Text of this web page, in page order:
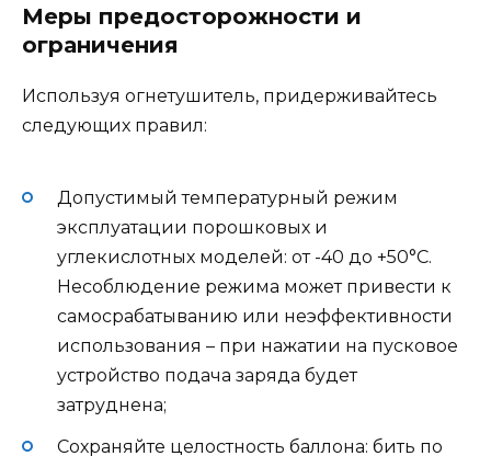
Меры предосторожности и
ограничения
Используя огнетушитель, придерживайтесь
следующих правил:
Допустимый температурный режим
эксплуатации порошковых и
углекислотных моделей: от -40 до +50°С.
Несоблюдение режима может привести к
самосрабатыванию или неэффективности
использования – при нажатии на пусковое
устройство подача заряда будет
затруднена;
Сохраняйте целостность баллона: бить по